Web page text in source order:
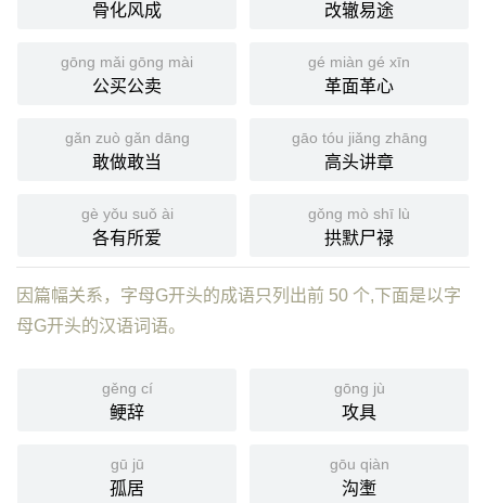
骨化风成 改辙易途
gōng mǎi gōng mài
公买公卖
gé miàn gé xīn
革面革心
gǎn zuò gǎn dāng
敢做敢当
gāo tóu jiǎng zhāng
高头讲章
gè yǒu suǒ ài
各有所爱
gǒng mò shī lù
拱默尸禄
因篇幅关系，字母G开头的成语只列出前 50 个,下面是以字
母G开头的汉语词语。
gěng cí
鲠辞
gōng jù
攻具
gū jū
孤居
gōu qiàn
沟壍